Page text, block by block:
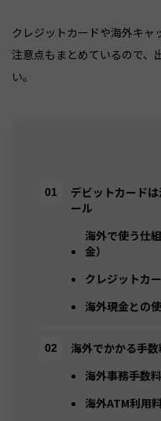
クレジットカードや海外キャ
注意点もまとめているので、
い。
デビットカード
ール
海外で使う仕
金）
クレジットカ
海外現金との
海外でかかる手
海外事務手数
海外ATM利用